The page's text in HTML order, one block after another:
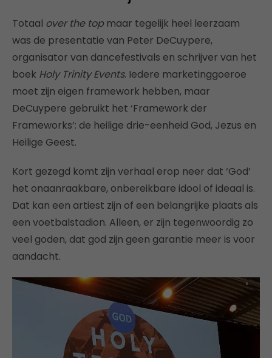
Totaal over the topmaar tegelijk heel leerzaam
was de presentatie van Peter DeCuypere,
organisator van dancefestivals en schrijver van het
boek Holy Trinity Events. Iedere marketinggoeroe
moet zijn eigen framework hebben, maar
DeCuypere gebruikt het ‘Framework der
Frameworks’: de heilige drie-eenheid God, Jezus en
Heilige Geest.
Kort gezegd komt zijn verhaal erop neer dat ‘God’
het onaanraakbare, onbereikbare idool of ideaal is.
Dat kan een artiest zijn of een belangrijke plaats als
een voetbalstadion. Alleen, er zijn tegenwoordig zo
veel goden, dat god zijn geen garantie meer is voor
aandacht.